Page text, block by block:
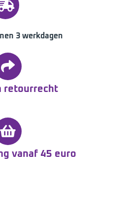
3 werkdagen
retourrecht
vanaf 45 euro